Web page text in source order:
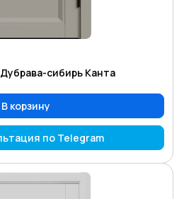
сибирь Канта
В корзину
по Telegram